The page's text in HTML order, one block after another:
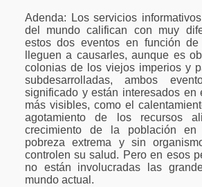
Adenda: Los servicios
del mundo califican con muy
estos dos eventos en función
lleguen a causarles, aunque es
colonias de los viejos imperios y
subdesarrolladas, ambos
significado y están interesados en
más visibles, como el
agotamiento de los recursos
crecimiento de la población en
pobreza extrema y sin
controlen su salud. Pero en esos
no están involucradas las
mundo actual.